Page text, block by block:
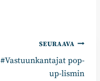
SEURAAVA
#Vastuunkantajat pop-
up-lismin